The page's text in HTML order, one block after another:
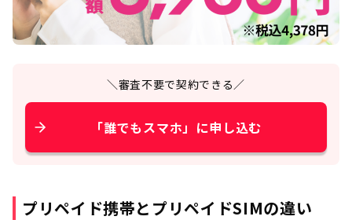
＼審査不要で契約できる／
「誰でもスマホ」に申し込む
プリペイド携帯とプリペイドSIMの違い